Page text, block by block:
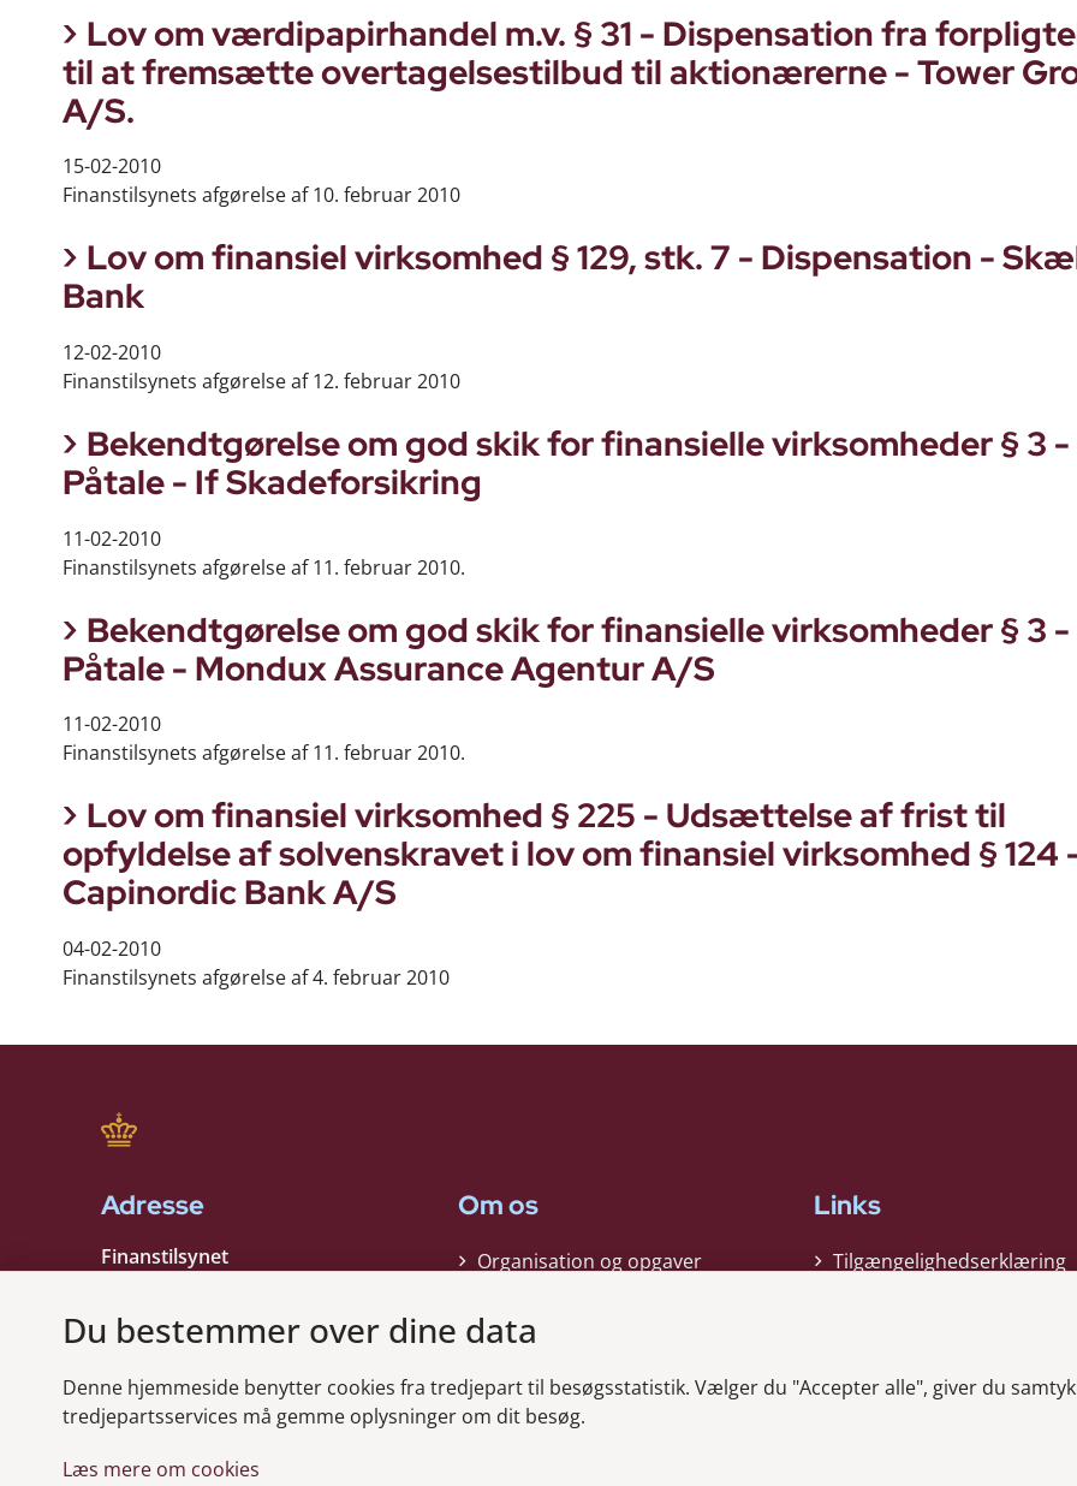
Lov om værdipapirhandel m.v. § 31 - Dispensation fra
til at fremsætte overtagelsestilbud til aktionærerne - Tower
A/S.
15-02-2010
Finanstilsynets afgørelse af 10. februar 2010
Lov om finansiel virksomhed § 129, stk. 7 - Dispensation -
Bank
12-02-2010
Finanstilsynets afgørelse af 12. februar 2010
Bekendtgørelse om god skik for finansielle virksomheder § 3 -
Påtale - If Skadeforsikring
11-02-2010
Finanstilsynets afgørelse af 11. februar 2010.
Bekendtgørelse om god skik for finansielle virksomheder § 3 -
Påtale - Mondux Assurance Agentur A/S
11-02-2010
Finanstilsynets afgørelse af 11. februar 2010.
Lov om finansiel virksomhed § 225 - Udsættelse af frist til
opfyldelse af solvenskravet i lov om finansiel virksomhed § 124
Capinordic Bank A/S
04-02-2010
Finanstilsynets afgørelse af 4. februar 2010
Adresse
Finanstilsynet
1401 København K
CVR nummer:10598184
Om os
Organisation og opgaver
Kontakt
Modtag nyheder
Links
Tilgængelighedserklæring
Whistleblower
Du bestemmer over dine data
Denne hjemmeside benytter cookies fra tredjepart til besøgsstatistik. Vælger du "Accepter alle", giver du
tredjepartsservices må gemme oplysninger om dit besøg.
Læs mere om cookies